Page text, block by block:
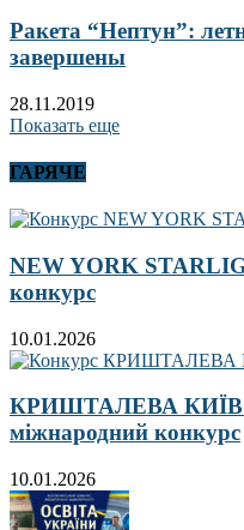
Ракета “Нептун”:
завершены
28.11.2019
Показать еще
ГАРЯЧЕ
NEW YORK
конкурс
10.01.2026
КРИШТАЛЕВА
міжнародний конкурс
10.01.2026